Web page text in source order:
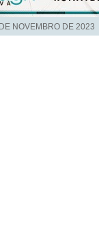
NOVEMBRO DE 2023